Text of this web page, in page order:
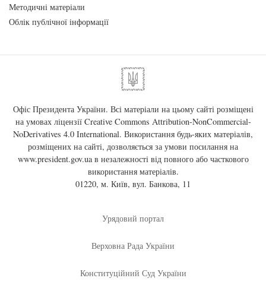
Методичні матеріали
Облік публічної інформації
Офіс Президента України. Всі матеріали на цьому сайті розміщені
на умовах ліцензії Creative Commons Attribution-NonCommercial-
NoDerivatives 4.0 International. Використання будь-яких матеріалів,
розміщених на сайті, дозволяється за умови посилання на
www.president.gov.uaв незалежності від повного або часткового
використання матеріалів.
01220, м. Київ, вул. Банкова, 11
Урядовий портал
Верховна Рада України
Конституційний Суд України